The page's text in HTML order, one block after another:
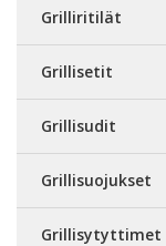
Grilliritilät
Grillisetit
Grillisudit
Grillisuojukset
Grillisytyttimet